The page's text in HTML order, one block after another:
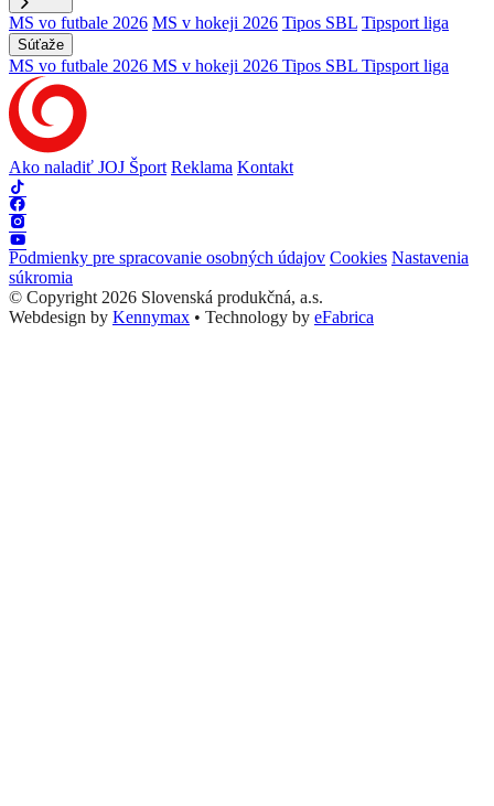
MS vo futbale 2026 MS v hokeji 2026 Tipos SBL Tipsport liga
Súťaže
MS vo futbale 2026 MS v hokeji 2026 Tipos SBL Tipsport liga
Ako naladiť JOJ Šport Reklama Kontakt
Podmienky pre spracovanie osobných údajov Cookies Nastavenia
súkromia
© Copyright 2026 Slovenská produkčná, a.s.
Webdesign by Kennymax • Technology by eFabrica